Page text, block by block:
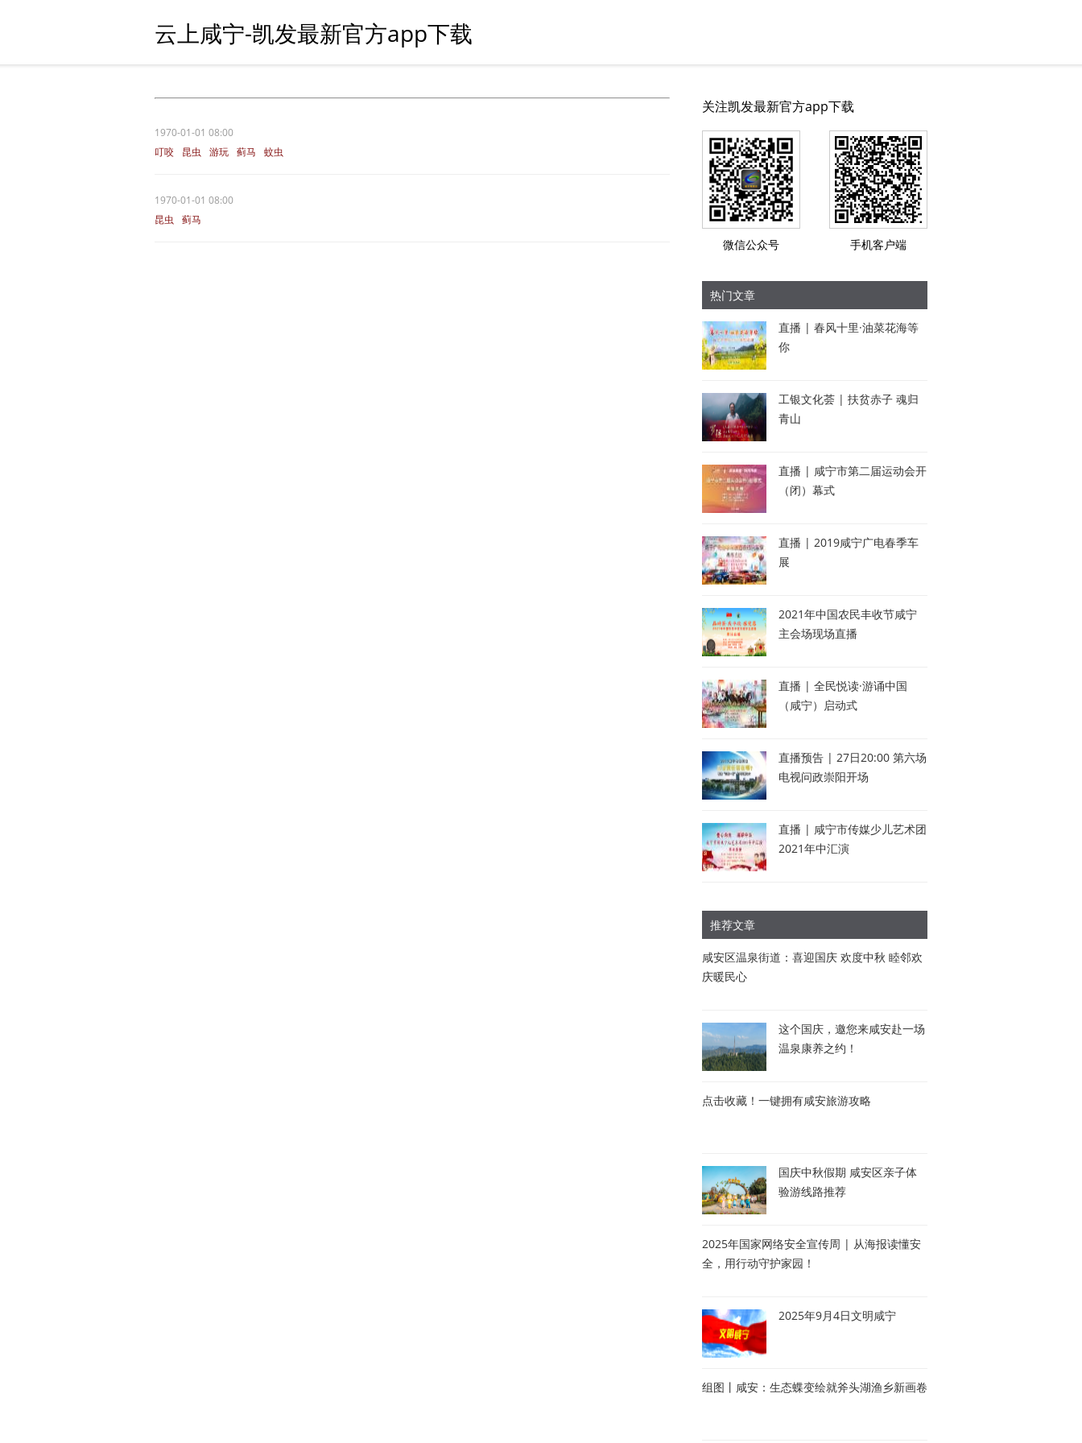
云上咸宁-凯发最新官方app下载
1970-01-01 08:00
叮咬
昆虫 游玩 蓟马 蚊虫
1970-01-01 08:00
昆虫
蓟马
关注凯发最新官方app下载
微信公众号 手机客户端
热门文章
直播 | 春风十里·油菜花海等
你
工银文化荟 | 扶贫赤子 魂归
青山
直播 | 咸宁市第二届运动会开
（闭）幕式
直播 | 2019咸宁广电春季车
展
2021年中国农民丰收节咸宁
主会场现场直播
直播 | 全民悦读·游诵中国
（咸宁）启动式
直播预告 | 27日20:00 第六场
电视问政崇阳开场
直播 | 咸宁市传媒少儿艺术团
2021年中汇演
推荐文章
咸安区温泉街道：喜迎国庆 欢度中秋 睦邻欢
庆暖民心
这个国庆，邀您来咸安赴一场
温泉康养之约！
点击收藏！一键拥有咸安旅游攻略
国庆中秋假期 咸安区亲子体
验游线路推荐
2025年国家网络安全宣传周 | 从海报读懂安
全，用行动守护家园！
2025年9月4日文明咸宁
组图丨咸安：生态蝶变绘就斧头湖渔乡新画卷